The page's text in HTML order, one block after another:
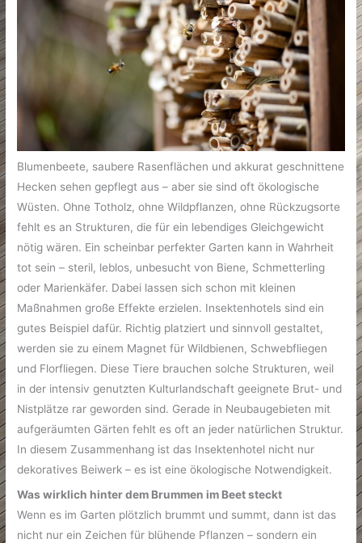
Blumenbeete, saubere Rasenflächen und akkurat geschnittene
Hecken sehen gepflegt aus – aber sie sind oft ökologische
Wüsten. Ohne Totholz, ohne Wildpflanzen, ohne Rückzugsorte
fehlt es an Strukturen, die für ein lebendiges Gleichgewicht
nötig wären. Ein scheinbar perfekter Garten kann in Wahrheit
tot sein – steril, leblos, unbesucht von Biene, Schmetterling
oder Marienkäfer. Dabei lassen sich schon mit kleinen
Maßnahmen große Effekte erzielen. Insektenhotels sind ein
gutes Beispiel dafür. Richtig platziert und sinnvoll gestaltet,
werden sie zu einem Magnet für Wildbienen, Schwebfliegen
und Florfliegen. Diese Tiere brauchen solche Strukturen, weil
in der intensiv genutzten Kulturlandschaft geeignete Brut- und
Nistplätze rar geworden sind. Gerade in Neubaugebieten mit
aufgeräumten Gärten fehlt es oft an jeder natürlichen Struktur.
In diesem Zusammenhang ist das Insektenhotel nicht nur
dekoratives Beiwerk – es ist eine ökologische Notwendigkeit.
Was wirklich hinter dem Brummen im Beet steckt
Wenn es im Garten plötzlich brummt und summt, dann ist das
nicht nur ein Zeichen für blühende Pflanzen – sondern ein